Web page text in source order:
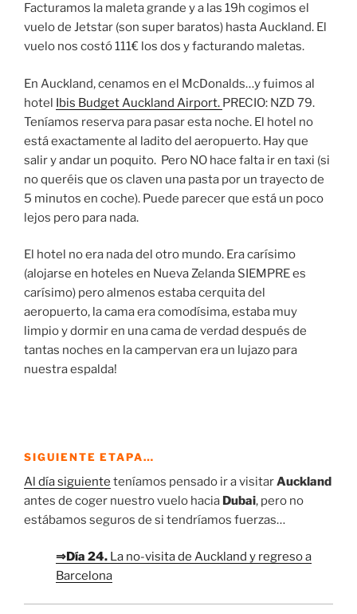
Facturamos la maleta grande y a las 19h cogimos el
vuelo de Jetstar (son super baratos) hasta Auckland. El
vuelo nos costó 111€ los dos y facturando maletas.
En Auckland, cenamos en el McDonalds…y fuimos al
hotel Ibis Budget Auckland Airport. PRECIO: NZD 79.
Teníamos reserva para pasar esta noche. El hotel no
está exactamente al ladito del aeropuerto. Hay que
salir y andar un poquito. Pero NO hace falta ir en taxi (si
no queréis que os claven una pasta por un trayecto de
5 minutos en coche). Puede parecer que está un poco
lejos pero para nada.
El hotel no era nada del otro mundo. Era carísimo
(alojarse en hoteles en Nueva Zelanda SIEMPRE es
carísimo) pero almenos estaba cerquita del
aeropuerto, la cama era comodísima, estaba muy
limpio y dormir en una cama de verdad después de
tantas noches en la campervan era un lujazo para
nuestra espalda!
SIGUIENTE ETAPA…
Al día siguiente teníamos pensado ir a visitarAuckland
antes de coger nuestro vuelo hacia Dubai, pero no
estábamos seguros de si tendríamos fuerzas…
⇒Día 24. La no-visita de Auckland y regreso a
Barcelona